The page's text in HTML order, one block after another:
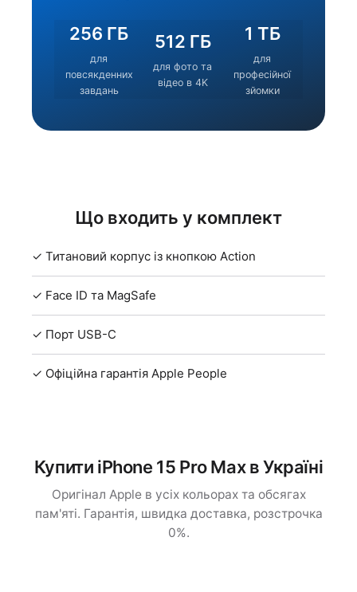
256 ГБ
для
повсякденних
завдань
512 ГБ
для фото та
відео в 4K
1 ТБ
для
професійної
зйомки
Що входить у комплект
✓ Титановий корпус із кнопкою Action
✓ Face ID та MagSafe
✓ Порт USB-C
✓ Офіційна гарантія Apple People
Купити iPhone 15 Pro Max в Україні
Оригінал Apple в усіх кольорах та обсягах
пам'яті. Гарантія, швидка доставка, розстрочка
0%.